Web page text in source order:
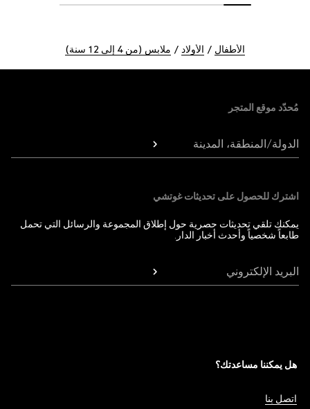
الأطفال الأولاد ملابس (من 4 إلى 12 سنة)
مُحدّد موقع المتجر
الدولة/المنطقة، المدينة
اشترك للحصول على تحديثات غوتشي
يمكنك تلقي تحديثات حصرية حول إطلاق المجموعة والرسائل التي تحمل
طابعاً شخصياً وأحدث أخبار الدار.
البريد الإلكتروني
هل يمكننا مساعدتك؟
اتصل بنا